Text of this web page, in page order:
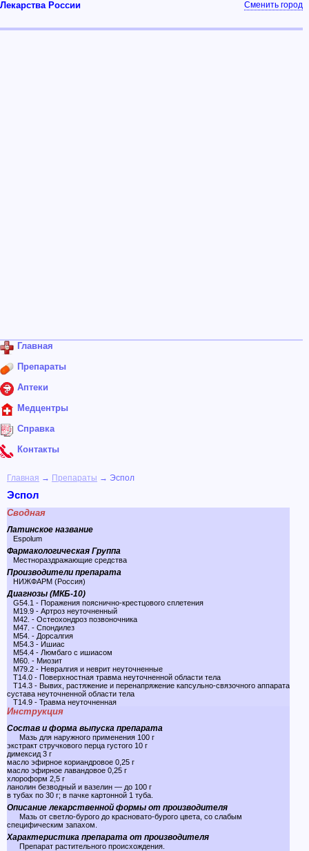
Лекарства России Сменить город
Главная
Препараты
Аптеки
Медцентры
Справка
Контакты
Главная → Препараты → Эспол
Эспол
Сводная
Латинское название
Espolum
Фармакологическая Группа
Местнораздражающие средства
Производители препарата
НИЖФАРМ (Россия)
Диагнозы (МКБ-10)
G54.1 - Поражения пояснично-крестцового сплетения
M19.9 - Артроз неуточненный
M42. - Остеохондроз позвоночника
M47. - Спондилез
M54. - Дорсалгия
M54.3 - Ишиас
M54.4 - Люмбаго с ишиасом
M60. - Миозит
M79.2 - Невралгия и неврит неуточненные
T14.0 - Поверхностная травма неуточненной области тела
T14.3 - Вывих, растяжение и перенапряжение капсульно-связочного аппарата
сустава неуточненной области тела
T14.9 - Травма неуточненная
Инструкция
Состав и форма выпуска препарата
Мазь для наружного применения 100 г
экстракт стручкового перца густого 10 г
димексид 3 г
масло эфирное кориандровое 0,25 г
масло эфирное лавандовое 0,25 г
хлороформ 2,5 г
ланолин безводный и вазелин — до 100 г
в тубах по 30 г; в пачке картонной 1 туба.
Описание лекарственной формы от производителя
Мазь от светло-бурого до красновато-бурого цвета, со слабым
специфическим запахом.
Характеристика препарата от производителя
Препарат растительного происхождения.